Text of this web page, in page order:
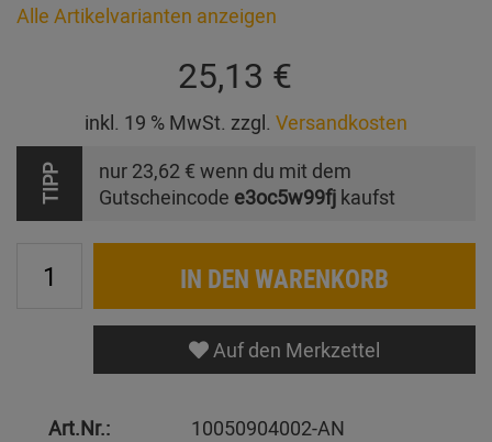
Alle Artikelvarianten anzeigen
25,13 €
inkl. 19 % MwSt. zzgl. Versandkosten
TIPP nur 23,62 € wenn du mit dem
Gutscheincode e3oc5w99fj kaufst
IN DEN WARENKORB
Auf den Merkzettel
Art.Nr.:
10050904002-AN